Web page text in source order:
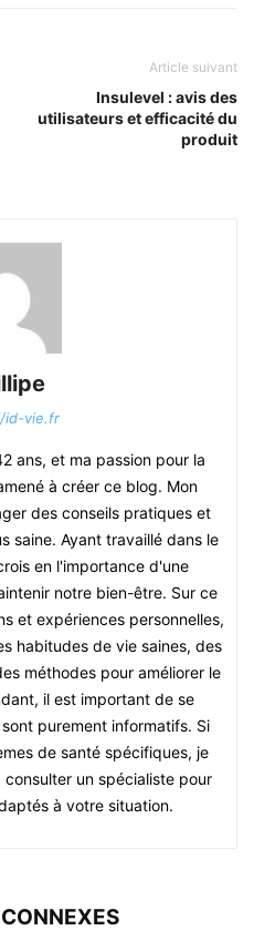
Article suivant
Insulevel : avis des
utilisateurs et efficacité du
produit
id-vie.fr
ans, et ma passion pour la
à créer ce blog. Mon
des conseils pratiques et
saine. Ayant travaillé dans le
en l'importance d'une
notre bien-être. Sur ce
et expériences personnelles,
habitudes de vie saines, des
méthodes pour améliorer le
il est important de se
purement informatifs. Si
de santé spécifiques, je
un spécialiste pour
à votre situation.